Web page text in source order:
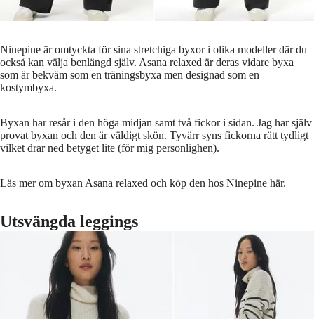
Ninepine är omtyckta för sina stretchiga byxor i olika modeller där du
också kan välja benlängd själv. Asana relaxed är deras vidare byxa
som är bekväm som en träningsbyxa men designad som en
kostymbyxa.
Byxan har resår i den höga midjan samt två fickor i sidan. Jag har själv
provat byxan och den är väldigt skön. Tyvärr syns fickorna rätt tydligt
vilket drar ned betyget lite (för mig personlighen).
Läs mer om byxan Asana relaxed och köp den hos Ninepine här.
Utsvängda leggings